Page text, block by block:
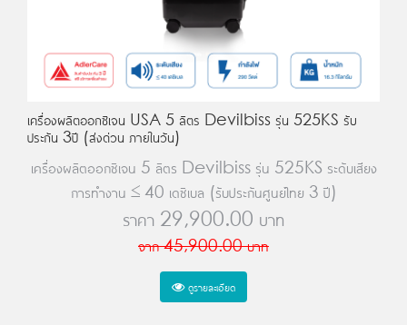
เครื่องผลิตออกซิเจน USA 5 ลิตร Devilbiss รุ่น 525KS รับ
ประกัน 3ปี (ส่งด่วน ภายในวัน)
เครื่องผลิตออกซิเจน 5 ลิตร Devilbiss รุ่น 525KS ระดับเสียง
การทำงาน ≤ 40 เดซิเบล (รับประกันศูนย์ไทย 3 ปี)
ราคา 29,900.00 บาท
จาก45,900.00บาท
ดูรายละเอียด